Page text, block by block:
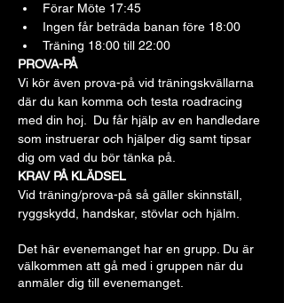
Förar Möte 17:45
Ingen får beträda banan före 18:00
Träning 18:00 till 22:00
PROVA-PÅ
Vi kör även prova-på vid träningskvällarna
där du kan komma och testa roadracing
med din hoj.  Du får hjälp av en handledare
som instruerar och hjälper dig samt tipsar
dig om vad du bör tänka på.
KRAV PÅ KLÄDSEL
Vid träning/prova-på så gäller skinnställ,
ryggskydd, handskar, stövlar och hjälm.
Det här evenemanget har en grupp. Du är
välkommen att gå med i gruppen när du
anmäler dig till evenemanget.